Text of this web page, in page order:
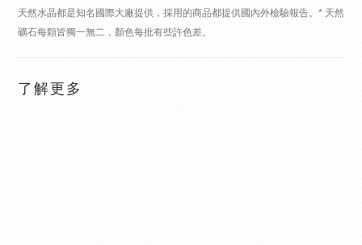
天然水晶都是知名國際大廠提供，採用的商品都提供國內外檢驗報告。* 天然
礦石每顆皆獨一無二，顏色每批有些許色差。
了解更多